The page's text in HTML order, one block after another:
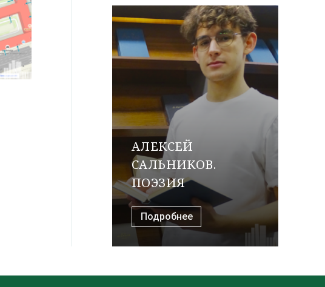
АЛЕКСЕЙ
САЛЬНИКОВ.
ПОЭЗИЯ
Подробнее